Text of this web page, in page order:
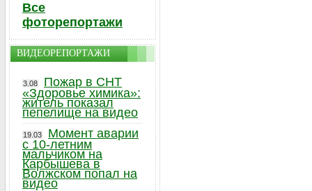
Все
фоторепортажи
ВИДЕОРЕПОРТАЖИ
3.08
Пожар в СНТ
«Здоровье химика»:
житель показал
пепелище на видео
19.03
Момент аварии
с 10-летним
мальчиком на
Карбышева в
Волжском попал на
видео